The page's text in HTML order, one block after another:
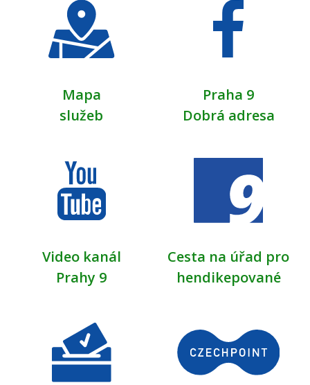
Mapa
služeb
Praha 9
Dobrá adresa
Video kanál
Prahy 9
Cesta na úřad pro
hendikepované